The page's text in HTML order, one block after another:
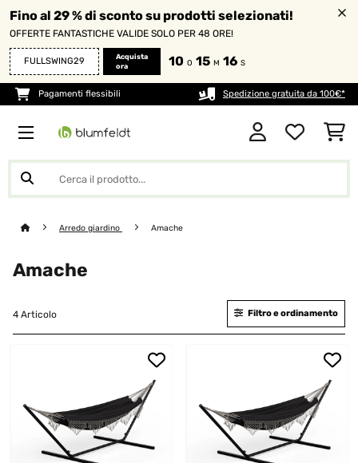
Fino al 29 % di sconto su prodotti selezionati!
OFFERTE FANTASTICHE VALIDE SOLO PER 48 ORE!
FULLSWING29
Acquista
ora
10 O 15 M 16 S
Pagamenti flessibili Spedizione gratuita da 100€*
Arredo giardino Amache
Amache
4 Articolo Filtro e ordinamento